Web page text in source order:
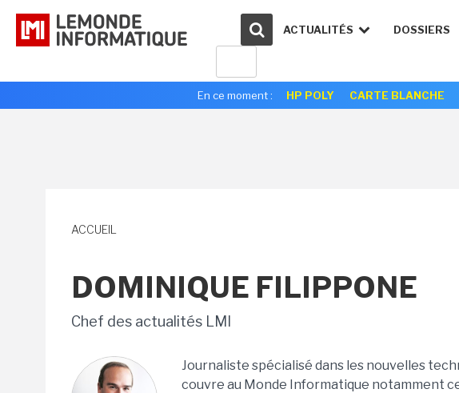
ACTUALITÉS DOSSIERS
En ce moment : HP POLY CARTE BLANCHE
ACCUEIL
DOMINIQUE FILIPPONE
Chef des actualités LMI
Journaliste spécialisé dans les nouvelles
couvre au Monde Informatique notamment